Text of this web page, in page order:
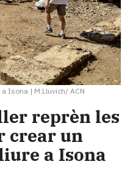
a Isona | M.Lluvich/ ACN
reprèn les
crear un
a Isona